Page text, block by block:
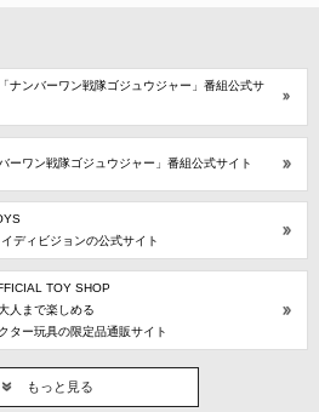
ナンバーワン戦隊ゴジュウジャー」番組公式サ
ーワン戦隊ゴジュウジャー」番組公式サイト
ディビジョンの公式サイト
TOY SHOP
人まで楽しめる
ター玩具の限定品通販サイト
もっと見る